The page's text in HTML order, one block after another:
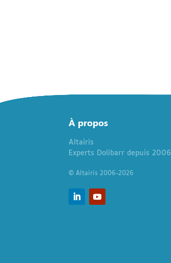
À propos
Altairis
Experts Dolibarr depuis 2006
© Altairis 2006-2026